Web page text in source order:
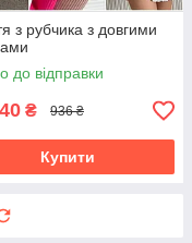
з рубчика з довгими
до відправки
₴ 936 ₴
Купити